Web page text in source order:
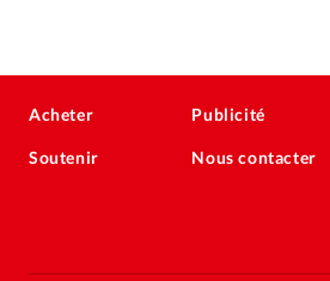
Acheter
Soutenir
Publicité
Nous contacter